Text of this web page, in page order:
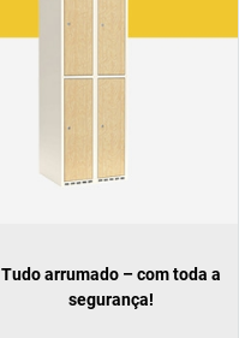
Tudo arrumado – com toda a
segurança!